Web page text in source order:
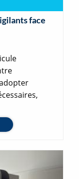
face